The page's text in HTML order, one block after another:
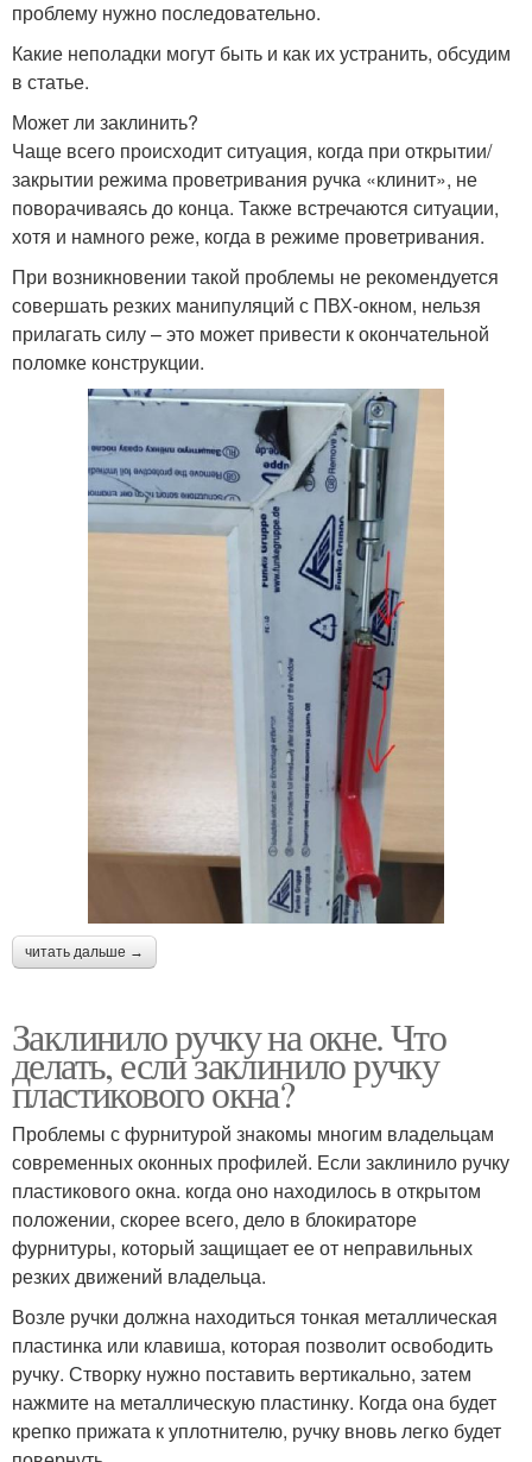
проблему нужно последовательно.
Какие неполадки могут быть и как их устранить, обсудим
в статье.
Может ли заклинить?
Чаще всего происходит ситуация, когда при открытии/
закрытии режима проветривания ручка «клинит», не
поворачиваясь до конца. Также встречаются ситуации,
хотя и намного реже, когда в режиме проветривания.
При возникновении такой проблемы не рекомендуется
совершать резких манипуляций с ПВХ-окном, нельзя
прилагать силу – это может привести к окончательной
поломке конструкции.
читать дальше →
Заклинило ручку на окне. Что
делать, если заклинило ручку
пластикового окна?
Проблемы с фурнитурой знакомы многим владельцам
современных оконных профилей. Если заклинило ручку
пластикового окна. когда оно находилось в открытом
положении, скорее всего, дело в блокираторе
фурнитуры, который защищает ее от неправильных
резких движений владельца.
Возле ручки должна находиться тонкая металлическая
пластинка или клавиша, которая позволит освободить
ручку. Створку нужно поставить вертикально, затем
нажмите на металлическую пластинку. Когда она будет
крепко прижата к уплотнителю, ручку вновь легко будет